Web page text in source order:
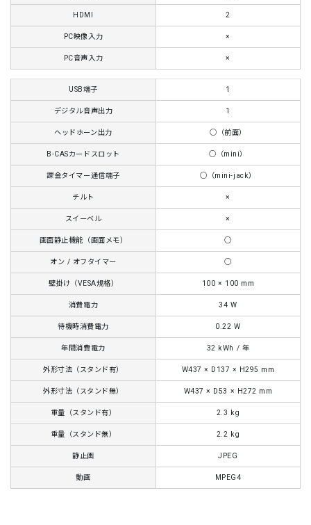
HDMI 2
PC映像入力 ×
PC音声入力 ×
USB端子 1
デジタル音声出力 1
ヘッドホーン出力 ○（前面）
B-CASカードスロット ○（mini）
課金タイマー通信端子 ○（mini-jack）
チルト ×
スイーベル ×
画面静止機能（画面メモ） ○
オン / オフタイマー ○
壁掛け（VESA規格） 100 × 100 mm
消費電力 34 W
待機時消費電力 0.22 W
年間消費電力 32 kWh / 年
外形寸法（スタンド有） W437 × D137 × H295 mm
外形寸法（スタンド無） W437 × D53 × H272 mm
重量（スタンド有） 2.3 kg
重量（スタンド無） 2.2 kg
静止画 JPEG
動画 MPEG4